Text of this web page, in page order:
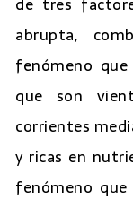
abrupta,
fenómeno
que son
corrientes
y ricas en
fenómeno